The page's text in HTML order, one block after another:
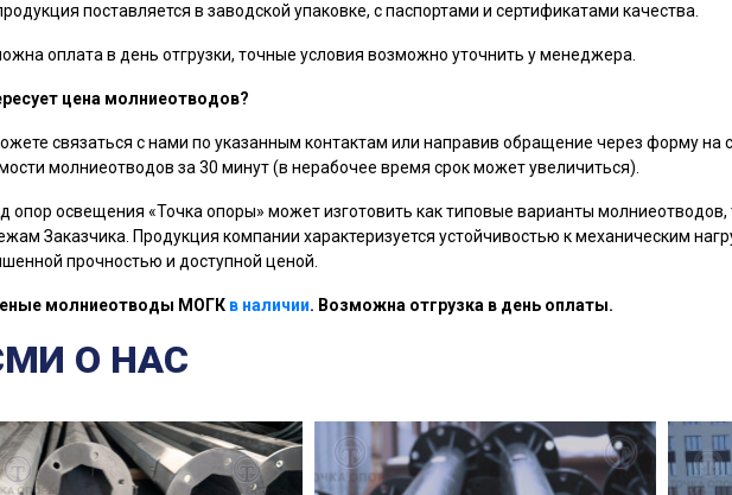
поставляется в заводской упаковке, с паспортами и сертификатами качества.
оплата в день отгрузки, точные условия возможно уточнить у менеджера.
цена молниеотводов?
связаться с нами по указанным контактам или направив обращение через форму на
молниеотводов за 30 минут (в нерабочее время срок может увеличиться).
опор освещения «Точка опоры» может изготовить как типовые варианты молниеотводов,
Заказчика. Продукция компании характеризуется устойчивостью к механическим
прочностью и доступной ценой.
молниеотводы МОГК в наличии. Возможна отгрузка в день оплаты.
О НАС